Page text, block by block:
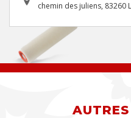
chemin des juliens, 83260